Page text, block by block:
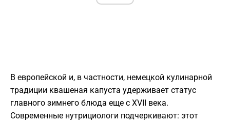
В европейской и, в частности, немецкой кулинарной
традиции квашеная капуста удерживает статус
главного зимнего блюда еще с XVII века.
Современные нутрициологи подчеркивают: этот